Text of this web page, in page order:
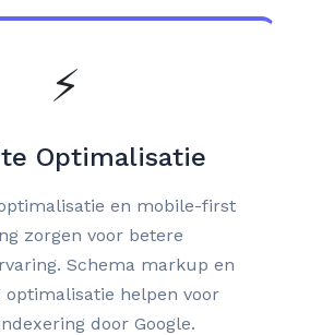
⚡
Optimalisatie
en mobile-first
zorgen voor betere
Schema markup en
optimalisatie helpen voor
door Google.